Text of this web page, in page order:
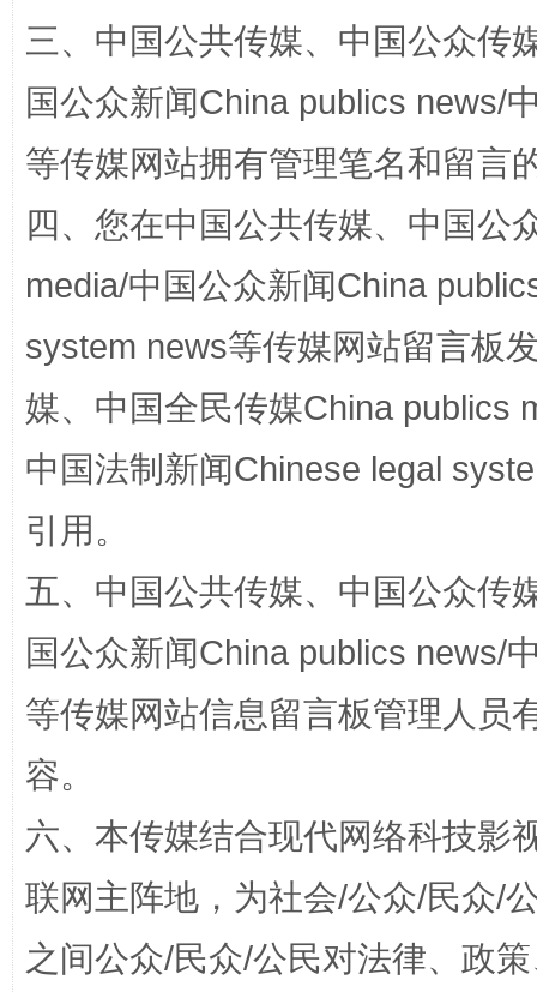
招工难、用工荒背后
三、中国公共传媒、中国公众传
国公众新闻China publics news/
等传媒网站拥有管理笔名和留言
四、您在中国公共传媒、中国公
media/中国公众新闻China
system news等传媒网站留言板
媒、中国全民传媒China publics
中国法制新闻Chinese legal
引用。
五、中国公共传媒、中国公众传
国公众新闻China publics news/
等传媒网站信息留言板管理人员
容。
六、本传媒结合现代网络科技影
联网主阵地，为社会/公众/民众/
之间公众/民众/公民对法律、政